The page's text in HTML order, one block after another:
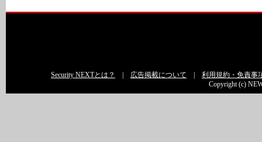
Security NEXTとは？ | 広告掲載について | 利用規約・免責事
Copyright (c)